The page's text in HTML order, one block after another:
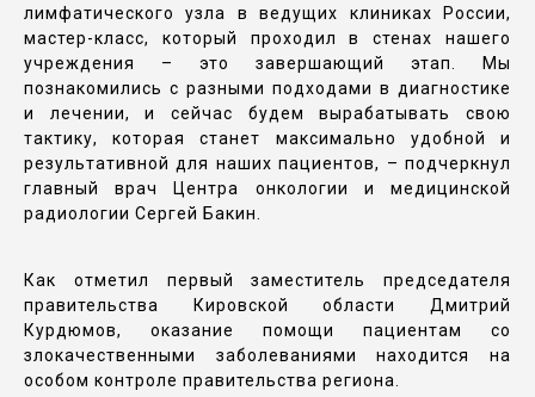
лимфатического узла в ведущих клиниках России,
мастер-класс, который проходил в стенах нашего
учреждения – это завершающий этап. Мы
познакомились с разными подходами в диагностике
и лечении, и сейчас будем вырабатывать свою
тактику, которая станет максимально удобной и
результативной для наших пациентов, – подчеркнул
главный врач Центра онкологии и медицинской
радиологии Сергей Бакин.
Как отметил первый заместитель председателя
правительства Кировской области Дмитрий
Курдюмов, оказание помощи пациентам со
злокачественными заболеваниями находится на
особом контроле правительства региона.